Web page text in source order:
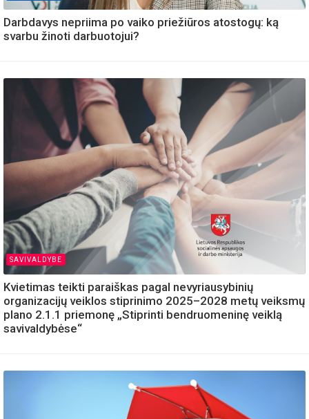
Darbdavys nepriima po vaiko priežiūros atostogų: ką
svarbu žinoti darbuotojui?
SAVIVALDYBE
Kvietimas teikti paraiškas pagal nevyriausybinių
organizacijų veiklos stiprinimo 2025–2028 metų veiksmų
plano 2.1.1 priemonę „Stiprinti bendruomeninę veiklą
savivaldybėse“